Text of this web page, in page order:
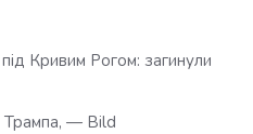
Кривим Рогом: загинули
Трампа, — Bild